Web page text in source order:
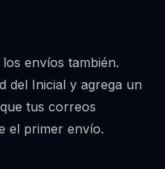
envíos también.
del Inicial y agrega un
tus correos
el primer envío.